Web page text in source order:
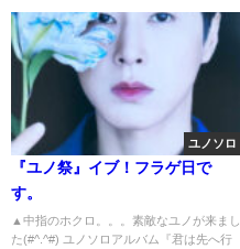
ユノソロ
『ユノ祭』イブ！フラゲ日で
す。
▲中指のホクロ。。。素敵なユノが来まし
た(#^.^#) ユノソロアルバム『君は先へ行